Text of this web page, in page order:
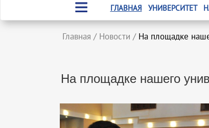
ГЛАВНАЯ УНИВЕРСИТЕТ
Главная / Новости / На площадке
На площадке нашего